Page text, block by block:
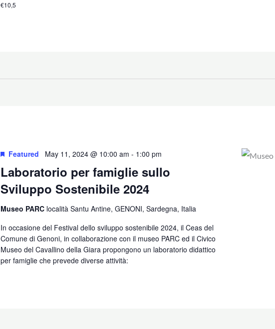
€10,5
Laboratorio per famiglie sullo
Sviluppo Sostenibile 2024
Featured May 11, 2024 @ 10:00 am - 1:00 pm
Museo PARC località Santu Antine, GENONI, Sardegna, Italia
In occasione del Festival dello sviluppo sostenibile 2024, il Ceas del
Comune di Genoni, in collaborazione con il museo PARC ed il Civico
Museo del Cavallino della Giara propongono un laboratorio didattico
per famiglie che prevede diverse attività: